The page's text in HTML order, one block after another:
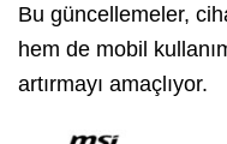
Bu güncellemeler,
hem de mobil
artırmayı amaçlıyor.